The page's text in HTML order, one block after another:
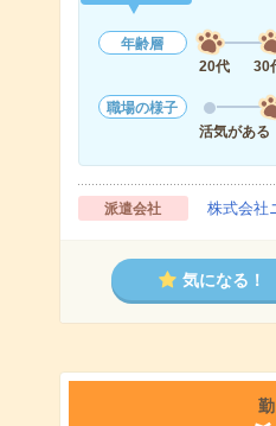
年齢層
20代
30
職場の様子
活気がある
派遣会社 株式会社
気になる！